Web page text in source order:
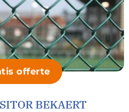
BEKAERT
offerte